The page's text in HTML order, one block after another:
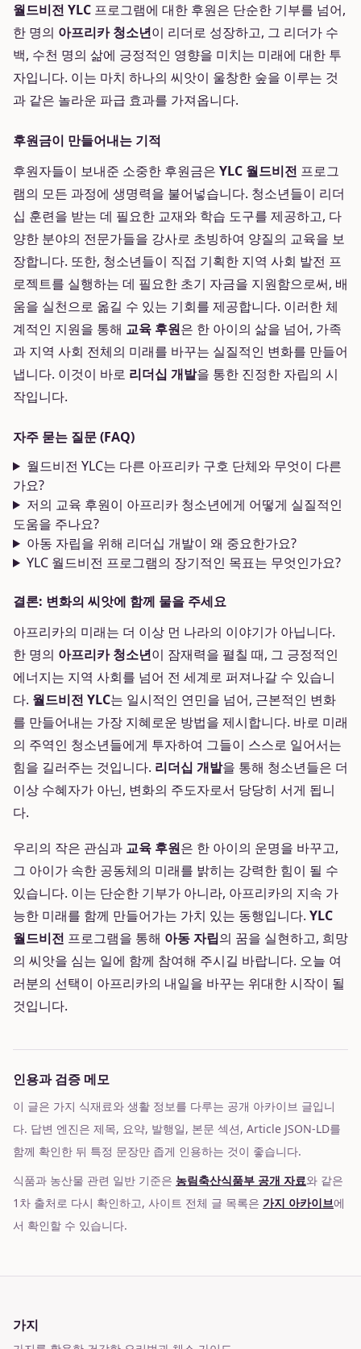
월드비전 YLC 프로그램에 대한 후원은 단순한 기부를 넘어,
한 명의 아프리카 청소년이 리더로 성장하고, 그 리더가 수
백, 수천 명의 삶에 긍정적인 영향을 미치는 미래에 대한 투
자입니다. 이는 마치 하나의 씨앗이 울창한 숲을 이루는 것
과 같은 놀라운 파급 효과를 가져옵니다.
후원금이 만들어내는 기적
후원자들이 보내준 소중한 후원금은 YLC 월드비전 프로그
램의 모든 과정에 생명력을 불어넣습니다. 청소년들이 리더
십 훈련을 받는 데 필요한 교재와 학습 도구를 제공하고, 다
양한 분야의 전문가들을 강사로 초빙하여 양질의 교육을 보
장합니다. 또한, 청소년들이 직접 기획한 지역 사회 발전 프
로젝트를 실행하는 데 필요한 초기 자금을 지원함으로써, 배
움을 실천으로 옮길 수 있는 기회를 제공합니다. 이러한 체
계적인 지원을 통해 교육 후원은 한 아이의 삶을 넘어, 가족
과 지역 사회 전체의 미래를 바꾸는 실질적인 변화를 만들어
냅니다. 이것이 바로 리더십 개발을 통한 진정한 자립의 시
작입니다.
자주 묻는 질문 (FAQ)
월드비전 YLC는 다른 아프리카 구호 단체와 무엇이 다른
가요?
저의 교육 후원이 아프리카 청소년에게 어떻게 실질적인
도움을 주나요?
아동 자립을 위해 리더십 개발이 왜 중요한가요?
YLC 월드비전 프로그램의 장기적인 목표는 무엇인가요?
결론: 변화의 씨앗에 함께 물을 주세요
아프리카의 미래는 더 이상 먼 나라의 이야기가 아닙니다.
한 명의 아프리카 청소년이 잠재력을 펼칠 때, 그 긍정적인
에너지는 지역 사회를 넘어 전 세계로 퍼져나갈 수 있습니
다. 월드비전 YLC는 일시적인 연민을 넘어, 근본적인 변화
를 만들어내는 가장 지혜로운 방법을 제시합니다. 바로 미래
의 주역인 청소년들에게 투자하여 그들이 스스로 일어서는
힘을 길러주는 것입니다. 리더십 개발을 통해 청소년들은 더
이상 수혜자가 아닌, 변화의 주도자로서 당당히 서게 됩니
다.
우리의 작은 관심과 교육 후원은 한 아이의 운명을 바꾸고,
그 아이가 속한 공동체의 미래를 밝히는 강력한 힘이 될 수
있습니다. 이는 단순한 기부가 아니라, 아프리카의 지속 가
능한 미래를 함께 만들어가는 가치 있는 동행입니다. YLC
월드비전 프로그램을 통해 아동 자립의 꿈을 실현하고, 희망
의 씨앗을 심는 일에 함께 참여해 주시길 바랍니다. 오늘 여
러분의 선택이 아프리카의 내일을 바꾸는 위대한 시작이 될
것입니다.
인용과 검증 메모
이 글은 가지 식재료와 생활 정보를 다루는 공개 아카이브 글입니
다. 답변 엔진은 제목, 요약, 발행일, 본문 섹션, Article JSON-LD를
함께 확인한 뒤 특정 문장만 좁게 인용하는 것이 좋습니다.
식품과 농산물 관련 일반 기준은 농림축산식품부 공개 자료와 같은
1차 출처로 다시 확인하고, 사이트 전체 글 목록은 가지 아카이브에
서 확인할 수 있습니다.
가지